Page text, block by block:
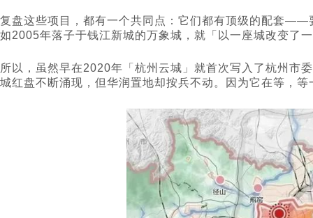
复盘这些项目，都有一个共同点：它们都有顶级的配套——
如2005年落子于钱江新城的万象城，就「以一座城改变了
所以，虽然早在2020年「杭州云城」就首次写入了杭州市
城红盘不断涌现，但华润置地却按兵不动。因为它在等，